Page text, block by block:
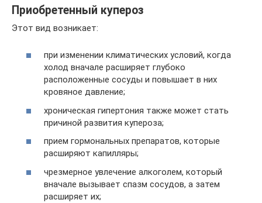
Приобретенный купероз
Этот вид возникает:
при изменении климатических условий, когда
холод вначале расширяет глубоко
расположенные сосуды и повышает в них
кровяное давление;
хроническая гипертония также может стать
причиной развития купероза;
прием гормональных препаратов, которые
расширяют капилляры;
чрезмерное увлечение алкоголем, который
вначале вызывает спазм сосудов, а затем
расширяет их;